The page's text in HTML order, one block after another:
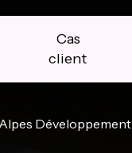
Cas
client
Développement